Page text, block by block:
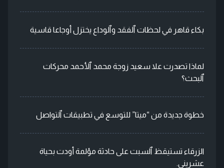
بكاء قاهر في لحظات ٱلفقد وٱلوداع يختزل أوجاعا قاسية
لماذا تصدرت علا سعيد زوجة محمد ٱلأحمد محركات
ٱلبحث؟
خطوة جديدة من “ميتا” للتوسع في تطبيقات ٱلتواصل
الزرقاء تستيقظ ٱلسبت على حادثة مؤلمة أودت بحياة
عشريني.